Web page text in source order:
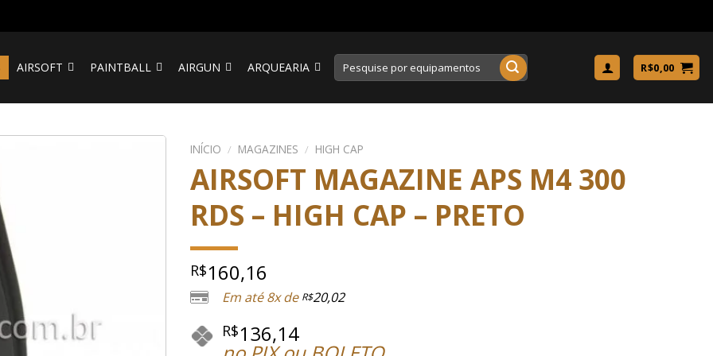
AIRSOFT PAINTBALL AIRGUN ARQUEARIA
Pesquisar
por:
R$0,00
INÍCIO / MAGAZINES / HIGH CAP
AIRSOFT MAGAZINE APS M4 300
RDS – HIGH CAP – PRETO
R$160,16
Em até 8x de R$20,02
R$136,14